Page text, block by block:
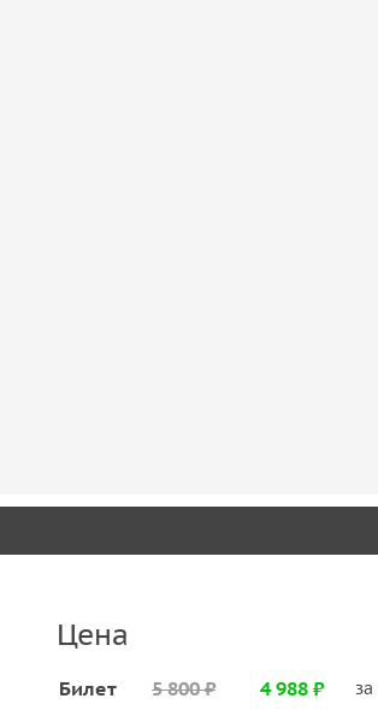
Цена
Билет 5 800 ₽ 4 988 ₽ за